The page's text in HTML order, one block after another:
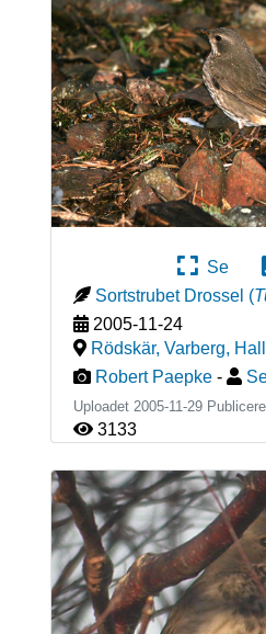
Se
Sortstrubet Drossel (
2005-11-24
Rödskär, Varberg,
Robert Paepke -
Uploadet 2005-11-29
3133